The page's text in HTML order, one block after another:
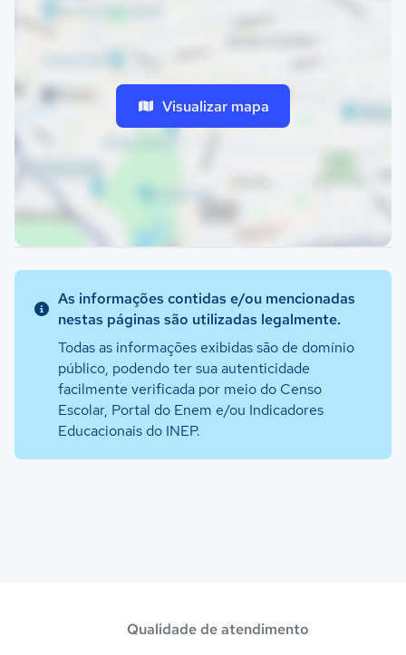
Visualizar mapa
As informações contidas e/ou mencionadas
nestas páginas são utilizadas legalmente.
Todas as informações exibidas são de domínio
público, podendo ter sua autenticidade
facilmente verificada por meio do Censo
Escolar, Portal do Enem e/ou Indicadores
Educacionais do INEP.
Qualidade de atendimento